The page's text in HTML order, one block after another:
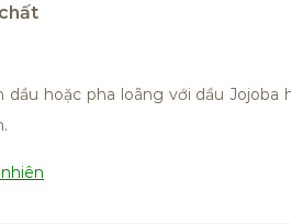
hoặc pha loãng với dầu Jojoba